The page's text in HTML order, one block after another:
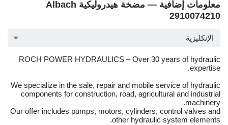
معلومات إضافية — مضخة هيدروليكية Albach
2910074210
الإنكليزية
ROCH POWER HYDRAULICS – Over 30 years of hydraulic
expertise.
We specialize in the sale, repair and mobile service of hydraulic
components for construction, road, agricultural and industrial
machinery.
Our offer includes pumps, motors, cylinders, control valves and
other hydraulic system elements.